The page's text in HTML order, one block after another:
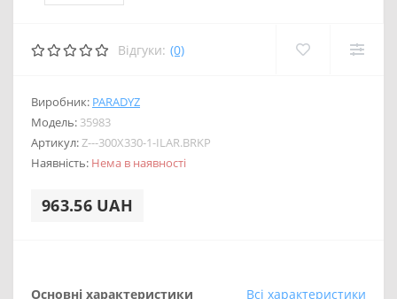
Відгуки: (0)
Виробник: PARADYZ
Модель: 35983
Артикул:Z---300X330-1-ILAR.BRKP
Наявність: Нема в наявності
963.56 UAH
Основні характеристики Всі характеристики